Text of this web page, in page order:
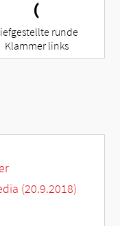
runde
Klammer links
(20.9.2018)